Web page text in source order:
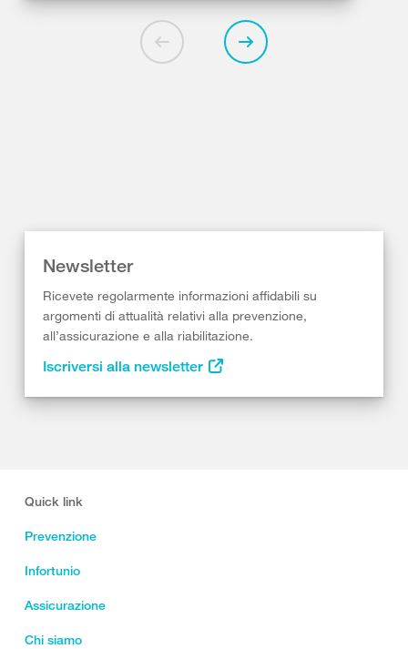
Newsletter
Ricevete regolarmente informazioni affidabili su
argomenti di attualità relativi alla prevenzione,
all’assicurazione e alla riabilitazione.
Iscriversi alla newsletter
Quick link
Prevenzione
Infortunio
Assicurazione
Chi siamo